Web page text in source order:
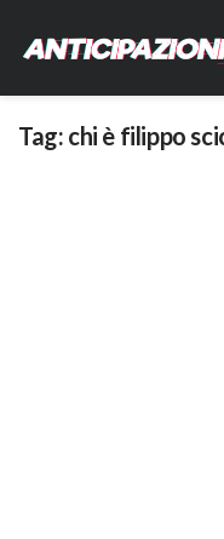
Tag: chi è filippo